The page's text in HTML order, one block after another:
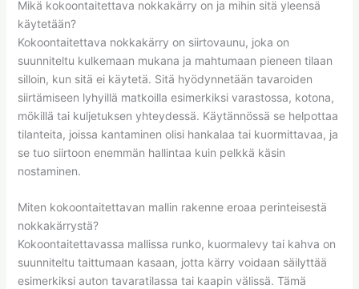
Mikä kokoontaitettava nokkakärry on ja mihin sitä yleensä
käytetään?
Kokoontaitettava nokkakärry on siirtovaunu, joka on
suunniteltu kulkemaan mukana ja mahtumaan pieneen tilaan
silloin, kun sitä ei käytetä. Sitä hyödynnetään tavaroiden
siirtämiseen lyhyillä matkoilla esimerkiksi varastossa, kotona,
mökillä tai kuljetuksen yhteydessä. Käytännössä se helpottaa
tilanteita, joissa kantaminen olisi hankalaa tai kuormittavaa, ja
se tuo siirtoon enemmän hallintaa kuin pelkkä käsin
nostaminen.
Miten kokoontaitettavan mallin rakenne eroaa perinteisestä
nokkakärrystä?
Kokoontaitettavassa mallissa runko, kuormalevy tai kahva on
suunniteltu taittumaan kasaan, jotta kärry voidaan säilyttää
esimerkiksi auton tavaratilassa tai kaapin välissä. Tämä